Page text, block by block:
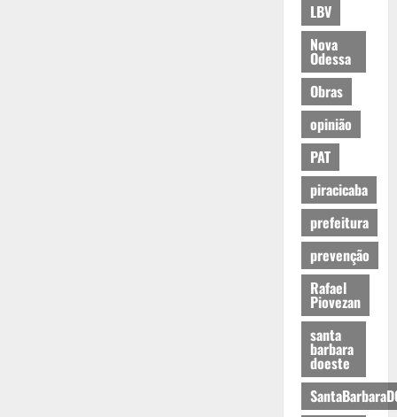
LBV
Nova
Odessa
Obras
opinião
PAT
piracicaba
prefeitura
prevenção
Rafael
Piovezan
santa
barbara
doeste